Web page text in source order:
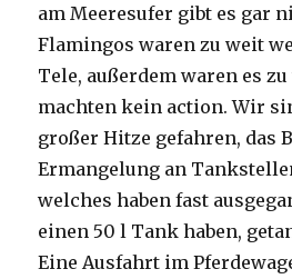
am Meeresufer gibt es gar
Flamingos waren zu weit
Tele, außerdem waren es
machten kein action. Wir
großer Hitze gefahren, das
Ermangelung an
welches haben fast
einen 50 l Tank haben,
Eine Ausfahrt im